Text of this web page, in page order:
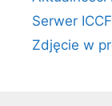
Serwer ICCF
Zdjęcie w